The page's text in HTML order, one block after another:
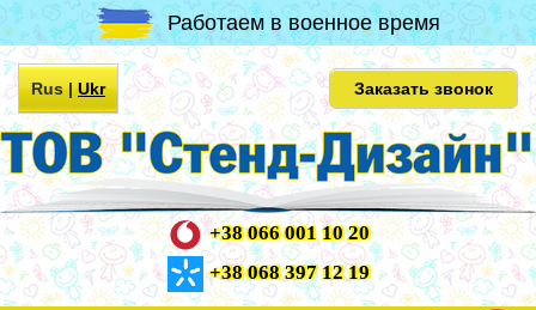
Работаем в военное время
Rus|Ukr Заказать звонок
+38 066 001 10 20
+38 068 397 12 19